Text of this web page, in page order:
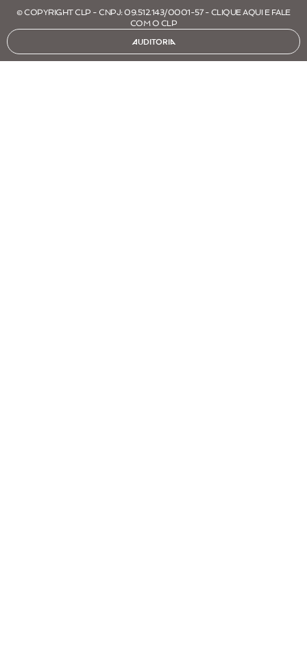
© COPYRIGHT CLP - CNPJ: 09.512.143/0001-57 - CLIQUE AQUI E FALE
COM O CLP
AUDITORIA